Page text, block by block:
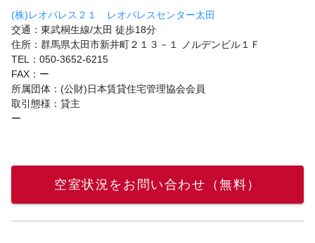
(株)レオパレス２１ レオパレスセンター太田
交通：東武桐生線/太田 徒歩18分
住所：群馬県太田市新井町２１３－１ ノルデンビル１Ｆ
TEL：050-3652-6215
FAX：ー
所属団体：(公財)日本賃貸住宅管理協会会員
取引態様：貸主
ー
空室状況をお問い合わせ（無料）